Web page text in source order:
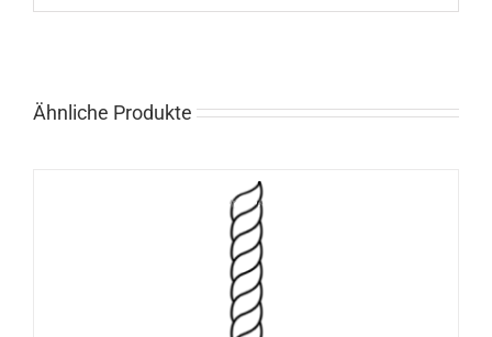
Ähnliche Produkte